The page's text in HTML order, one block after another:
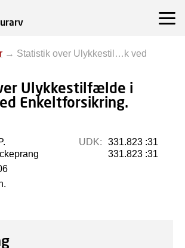
→ Statistik over Ulykkestil…k ved
Ulykkestilfælde i
Enkeltforsikring.
UDK:
331.823 :31
331.823 :31